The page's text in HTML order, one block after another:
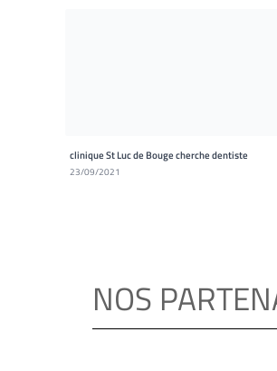
clinique St Luc de Bouge cherche dentiste
23/09/2021
NOS